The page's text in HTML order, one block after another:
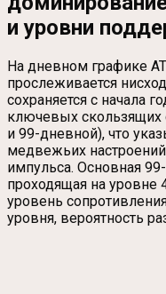
и уровни
На дневном графике
прослеживается
сохраняется с начала
ключевых скользящих
и 99-дневной), что
медвежьих
импульса. Основная
проходящая на уровне
уровень
уровня, вероятность